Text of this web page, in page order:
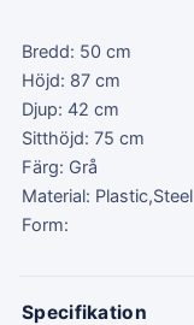
Bredd: 50 cm
Höjd: 87 cm
Djup: 42 cm
Sitthöjd: 75 cm
Färg: Grå
Material: Plastic,Steel
Form:
Specifikation